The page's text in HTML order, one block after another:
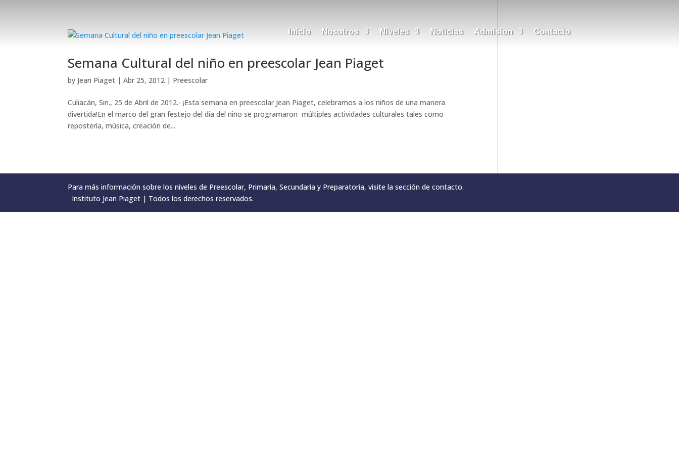
Inicio Nosotros Niveles Noticias Admision Contacto
Semana Cultural del niño en preescolar Jean Piaget
by Jean Piaget |Abr 25, 2012 | Preescolar
Culiacán, Sin., 25 de Abril de 2012.- ¡Esta semana en preescolar Jean Piaget, celebramos a los niños de una manera
divertida!En el marco del gran festejo del día del niño se programaron múltiples actividades culturales tales como
repostería, música, creación de...
Para más información sobre los niveles de Preescolar, Primaria, Secundaria y Preparatoria, visite la sección de contacto.
Instituto Jean Piaget | Todos los derechos reservados.